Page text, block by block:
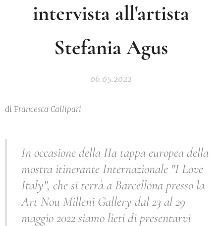
intervista all'artista
Stefania Agus
06.05.2022
di Francesca Callipari
In occasione della IIa tappa europea della
mostra itinerante Internazionale "I Love
Italy", che si terrà a Barcellona presso la
Art Nou Milleni Gallery dal 23 al 29
maggio 2022 siamo lieti di presentarvi